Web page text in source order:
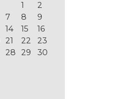
1
2
7 8
9
14 15
16
21 22
23
28 29
30